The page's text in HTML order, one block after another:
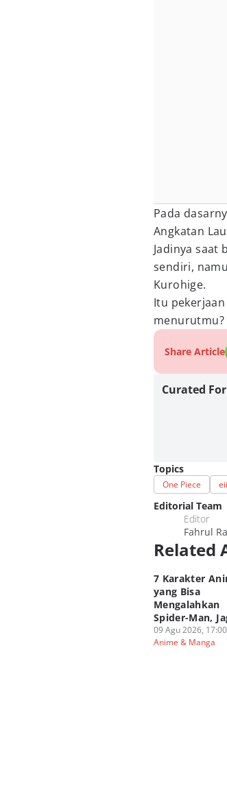
Pada
Angkatan
Jadinya saat
sendiri,
Kurohige.
Itu
menurutmu?
Share Article
Curated
Topics
One Piece
Editorial Team
Editor
Fahrul
Related
7 Karakter
yang Bisa
Mengalahkan
Spider-Man,
09 Agu 2026,
Anime & Manga